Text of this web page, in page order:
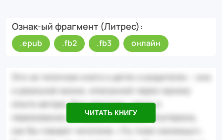
Ознак-ый фрагмент (Литрес)
.epub .fb2 .fb3 онлайн
ЧИТАТЬ КНИГУ